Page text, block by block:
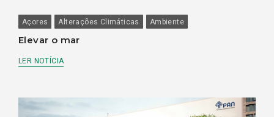
Açores Alterações Climáticas Ambiente
Elevar o mar
LER NOTÍCIA